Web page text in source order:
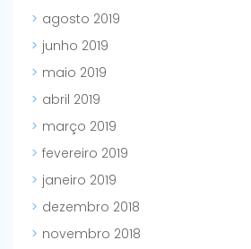
agosto 2019
junho 2019
maio 2019
abril 2019
março 2019
fevereiro 2019
janeiro 2019
dezembro 2018
novembro 2018